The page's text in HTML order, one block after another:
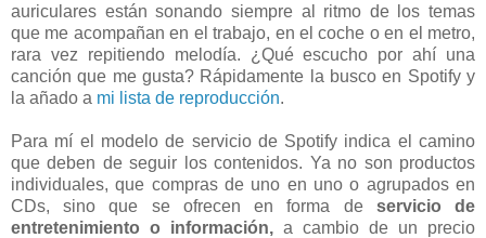
auriculares están sonando siempre al ritmo de los temas
que me acompañan en el trabajo, en el coche o en el metro,
rara vez repitiendo melodía. ¿Qué escucho por ahí una
canción que me gusta? Rápidamente la busco en Spotify y
la añado a mi lista de reproducción.
Para mí el modelo de servicio de Spotify indica el camino
que deben de seguir los contenidos. Ya no son productos
individuales, que compras de uno en uno o agrupados en
CDs, sino que se ofrecen en forma deservicio de
entretenimiento o información, a cambio de un precio